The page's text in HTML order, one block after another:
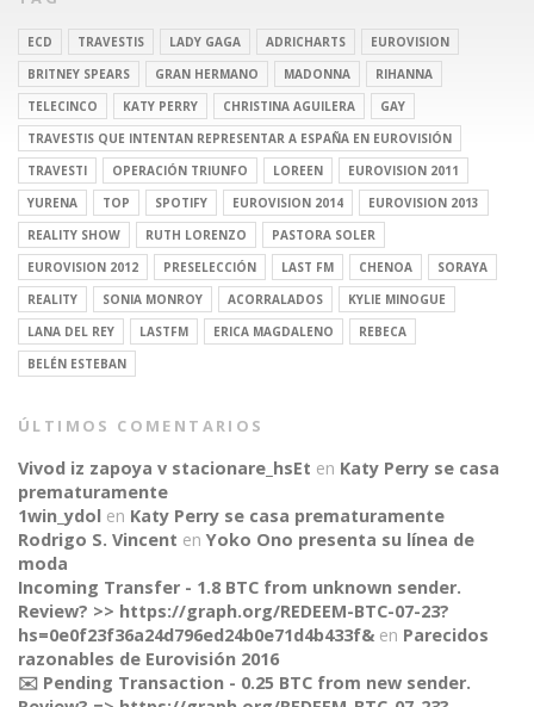
ECD TRAVESTIS LADY GAGA ADRICHARTS
EUROVISION
BRITNEY SPEARS
GRAN HERMANO MADONNA
RIHANNA
TELECINCO
KATY PERRY CHRISTINA AGUILERA
GAY
TRAVESTIS QUE INTENTAN REPRESENTAR A ESPAÑA EN EUROVISIÓN
TRAVESTI
OPERACIÓN TRIUNFO LOREEN
EUROVISION 2011
YURENA
TOP SPOTIFY EUROVISION 2014
EUROVISION 2013
REALITY SHOW
RUTH LORENZO
PASTORA SOLER
EUROVISION 2012
PRESELECCIÓN LAST FM CHENOA
SORAYA
REALITY
SONIA MONROY ACORRALADOS
KYLIE MINOGUE
LANA DEL REY
LASTFM ERICA MAGDALENO
REBECA
BELÉN ESTEBAN
ÚLTIMOS COMENTARIOS
Vivod iz zapoya v stacionare_hsEt en Katy Perry se casa
prematuramente
1win_ydol en Katy Perry se casa prematuramente
Rodrigo S. Vincent en Yoko Ono presenta su línea de
moda
Incoming Transfer - 1.8 BTC from unknown sender.
Review? >> https://graph.org/REDEEM-BTC-07-23?
hs=0e0f23f36a24d796ed24b0e71d4b433f& en Parecidos
razonables de Eurovisión 2016
✉️ Pending Transaction - 0.25 BTC from new sender.